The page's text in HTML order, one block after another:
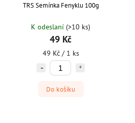
TRS Semínka Fenyklu 100g
K odeslaní (>10 ks)
49 Kč
49 Kč / 1 ks
Do košíku